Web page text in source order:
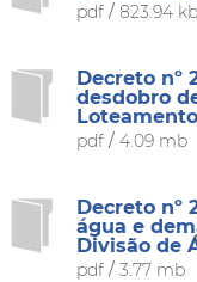
pdf/ 823.94 kb
Decreto nº
desdobro
pdf/ 4.09 mb
Decreto nº
água e
Divisão de
pdf/ 3.77 mb